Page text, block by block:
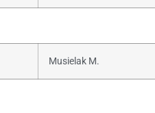
Musielak M.